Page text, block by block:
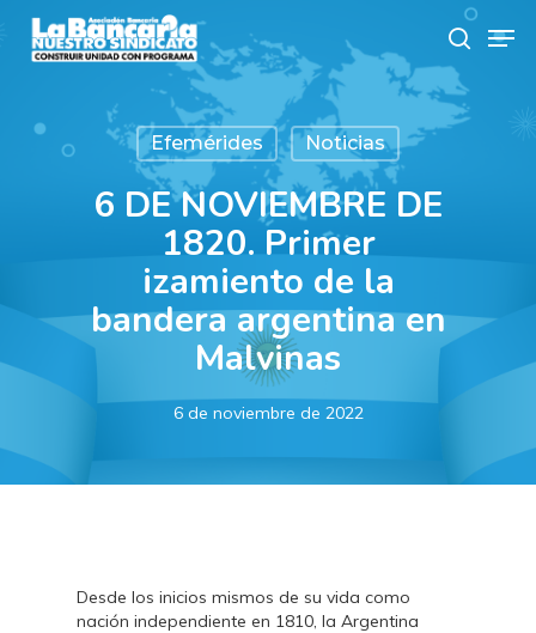
main
search
Efemérides Noticias
6 DE NOVIEMBRE DE
1820. Primer
izamiento de la
bandera argentina en
Malvinas
6 de noviembre de 2022
Desde los inicios mismos de su vida como
nación independiente en 1810, la Argentina